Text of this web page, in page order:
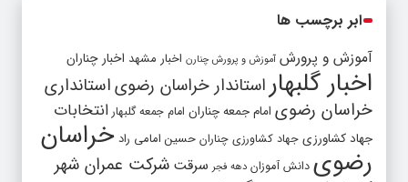
ابر برچسب ها
آموزش و پرورش آموزش و پرورش چنارن اخبار مشهد اخبار چناران
اخبار گلبهار استاندار خراسان رضویاستانداری
خراسان رضوی امام جمعه چناران امام جمعه گلبهار انتخابات
جهاد کشاورزی جهاد کشاورزی چناران حسین امامی راد خراسان
رضوی دانش آموزان دهه فجر سرقت شرکت عمران شهر